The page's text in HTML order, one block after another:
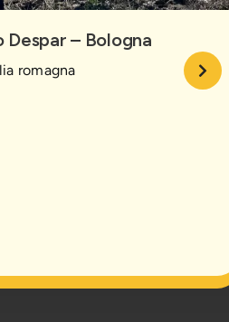
Despar – Bologna
romagna